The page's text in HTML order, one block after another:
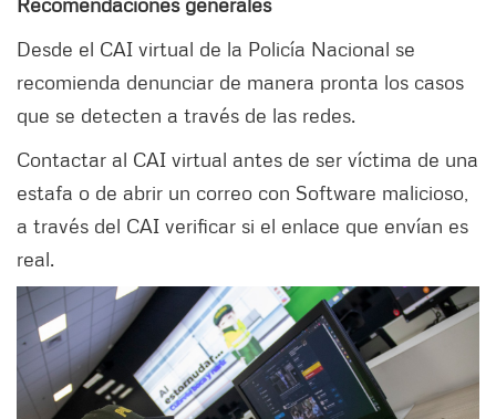
Desde el CAI virtual de la Policía Nacional se
recomienda denunciar de manera pronta los casos
que se detecten a través de las redes.
Contactar al CAI virtual antes de ser víctima de una
estafa o de abrir un correo con Software malicioso,
a través del CAI verificar si el enlace que envían es
real.